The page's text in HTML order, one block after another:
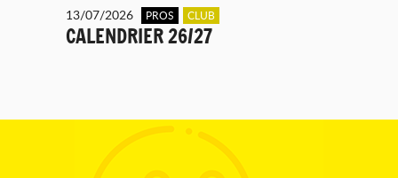
13/07/2026 PROS CLUB
CALENDRIER 26/27